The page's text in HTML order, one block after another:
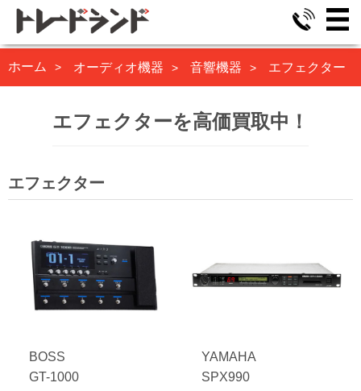
ホーム オーディオ機器 音響機器 エフェクター
エフェクターを高価買取中！
エフェクター
BOSS
GT-1000
YAMAHA
SPX990